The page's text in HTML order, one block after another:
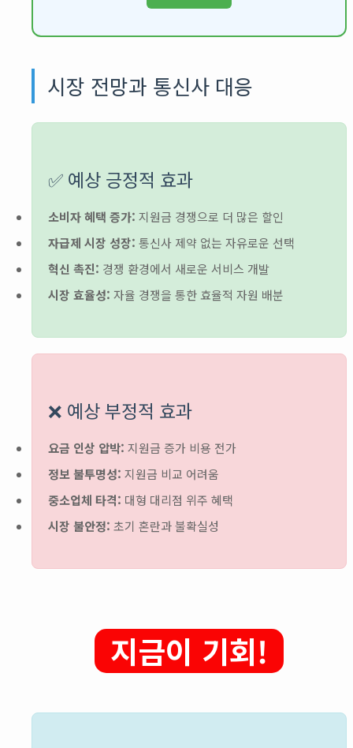
시장 전망과 통신사 대응
✅ 예상 긍정적 효과
소비자 혜택 증가: 지원금 경쟁으로 더 많은 할인
자급제 시장 성장: 통신사 제약 없는 자유로운 선택
혁신 촉진: 경쟁 환경에서 새로운 서비스 개발
시장 효율성: 자율 경쟁을 통한 효율적 자원 배분
❌ 예상 부정적 효과
요금 인상 압박: 지원금 증가 비용 전가
정보 불투명성: 지원금 비교 어려움
중소업체 타격: 대형 대리점 위주 혜택
시장 불안정: 초기 혼란과 불확실성
지금이 기회!